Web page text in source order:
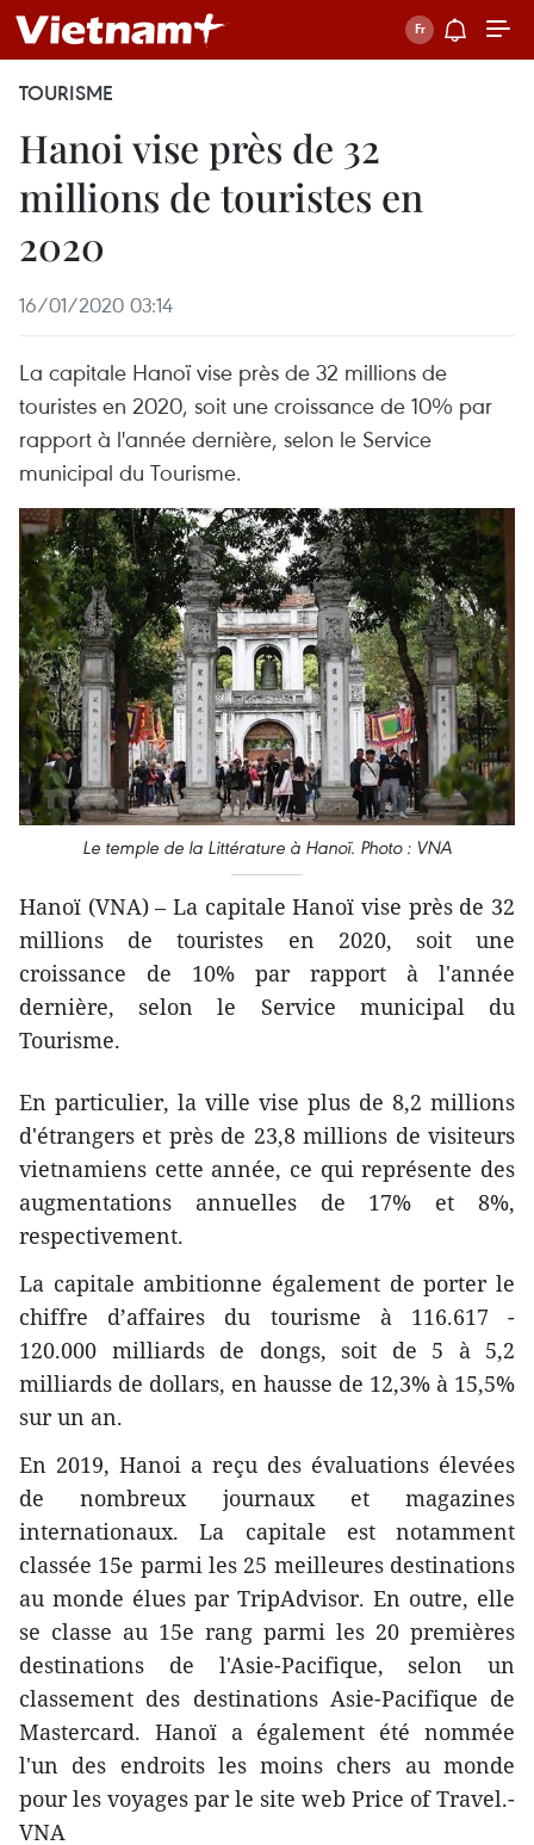
TOURISME
Hanoi vise près de 32
millions de touristes en
2020
16/01/2020 03:14
La capitale Hanoï vise près de 32 millions de
touristes en 2020, soit une croissance de 10% par
rapport à l'année dernière, selon le Service
municipal du Tourisme.
Le temple de la Littérature à Hanoï. Photo : VNA
Hanoï (VNA) – La capitale Hanoï vise près de 32
millions de touristes en 2020, soit une
croissance de 10% par rapport à l'année
dernière, selon le Service municipal du
Tourisme.
En particulier, la ville vise plus de 8,2 millions
d'étrangers et près de 23,8 millions de visiteurs
vietnamiens cette année, ce qui représente des
augmentations annuelles de 17% et 8%,
respectivement.
La capitale ambitionne également de porter le
chiffre d’affaires du tourisme à 116.617 -
120.000 milliards de dongs, soit de 5 à 5,2
milliards de dollars, en hausse de 12,3% à 15,5%
sur un an.
En 2019, Hanoi a reçu des évaluations élevées
de nombreux journaux et magazines
internationaux. La capitale est notamment
classée 15e parmi les 25 meilleures destinations
au monde élues par TripAdvisor. En outre, elle
se classe au 15e rang parmi les 20 premières
destinations de l'Asie-Pacifique, selon un
classement des destinations Asie-Pacifique de
Mastercard. Hanoï a également été nommée
l'un des endroits les moins chers au monde
pour les voyages par le site web Price of Travel.-
VNA